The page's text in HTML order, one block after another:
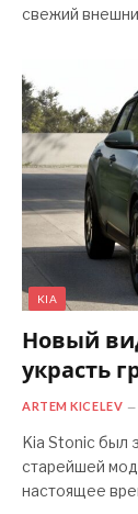
свежий
KIA
Новый
украсть
ARTEM KICELEV
Kia Stonic был
старейшей
настоящее